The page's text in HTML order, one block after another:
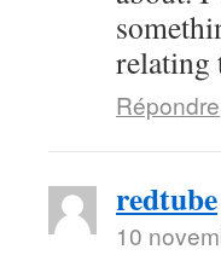
relating
Répondre
redtube
10